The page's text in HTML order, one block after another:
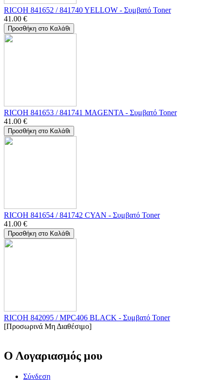
RICOH 841652 / 841740 YELLOW - Συμβατό Toner
41.00 €
Προσθήκη στο Καλάθι
RICOH 841653 / 841741 MAGENTA - Συμβατό Toner
41.00 €
Προσθήκη στο Καλάθι
RICOH 841654 / 841742 CYAN - Συμβατό Toner
41.00 €
Προσθήκη στο Καλάθι
RICOH 842095 / MPC406 BLACK - Συμβατό Toner
[Προσωρινά Μη Διαθέσιμο]
Ο Λογαριασμός μου
Σύνδεση